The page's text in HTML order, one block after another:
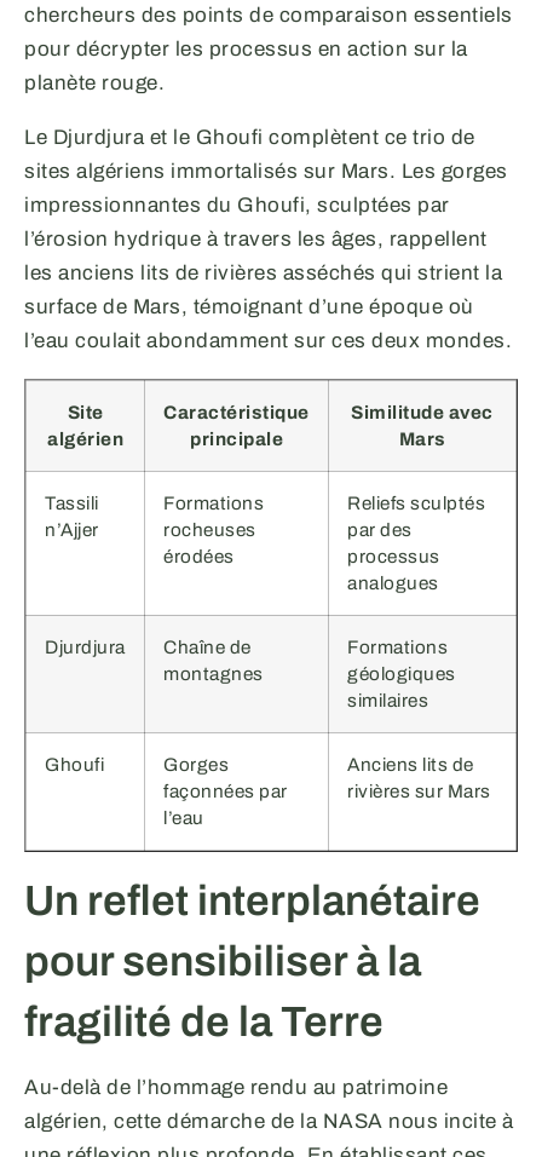
chercheurs des points de comparaison essentiels
pour décrypter les processus en action sur la
planète rouge.
Le Djurdjura et le Ghoufi complètent ce trio de
sites algériens immortalisés sur Mars. Les gorges
impressionnantes du Ghoufi, sculptées par
l’érosion hydrique à travers les âges, rappellent
les anciens lits de rivières asséchés qui strient la
surface de Mars, témoignant d’une époque où
l’eau coulait abondamment sur ces deux mondes.
Site
algérien
Caractéristique
principale
Similitude avec
Mars
Tassili
n’Ajjer
Formations
rocheuses
érodées
Reliefs sculptés
par des
processus
analogues
Djurdjura
Chaîne de
montagnes
Formations
géologiques
similaires
Ghoufi
Gorges
façonnées par
l’eau
Anciens lits de
rivières sur Mars
Un reflet interplanétaire
pour sensibiliser à la
fragilité de la Terre
Au-delà de l’hommage rendu au patrimoine
algérien, cette démarche de la NASA nous incite à